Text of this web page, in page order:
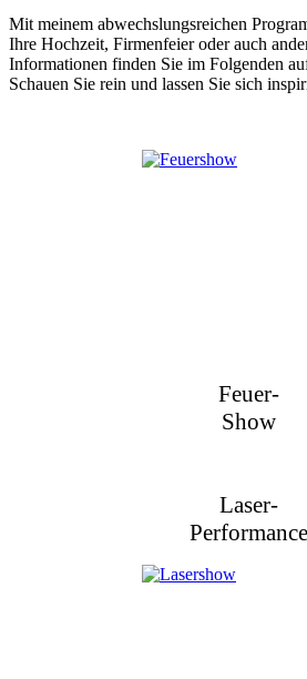
Mit meinem abwechslungsreichen
Ihre Hochzeit, Firmenfeier oder auch
Informationen finden Sie im Folgenden
Schauen Sie rein und lassen Sie sich
Feuer-
Show
Laser-
Performance